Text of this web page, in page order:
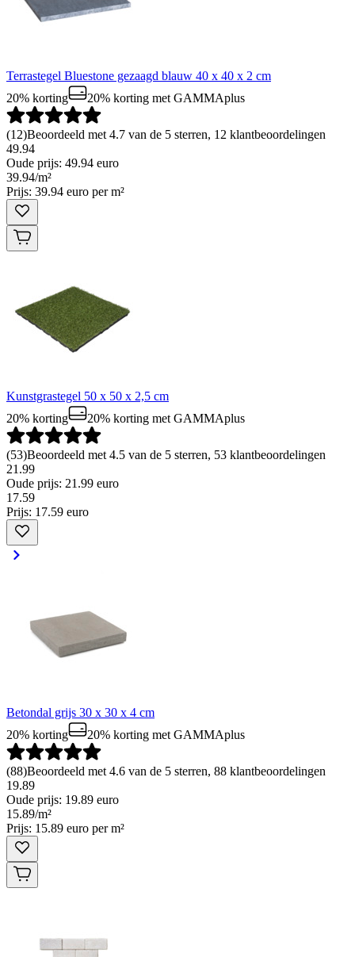
Terrastegel Bluestone gezaagd blauw 40 x 40 x 2 cm
20% korting
20% korting met GAMMAplus
(12)Beoordeeld met 4.7 van de 5 sterren, 12 klantbeoordelingen
49.94
Oude prijs: 49.94 euro
39.94/m²
Prijs: 39.94 euro per m²
Kunstgrastegel 50 x 50 x 2,5 cm
20% korting
20% korting met GAMMAplus
(53)Beoordeeld met 4.5 van de 5 sterren, 53 klantbeoordelingen
21.99
Oude prijs: 21.99 euro
17.59
Prijs: 17.59 euro
Betondal grijs 30 x 30 x 4 cm
20% korting
20% korting met GAMMAplus
(88)Beoordeeld met 4.6 van de 5 sterren, 88 klantbeoordelingen
19.89
Oude prijs: 19.89 euro
15.89/m²
Prijs: 15.89 euro per m²